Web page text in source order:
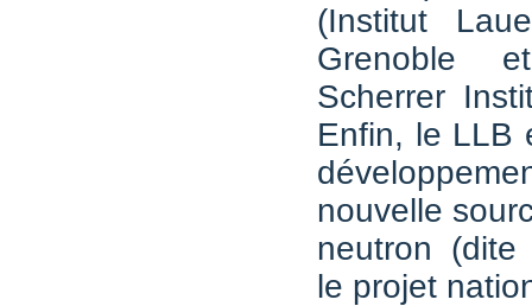
(Institut
Grenoble
Scherrer
Enfin, le
nouvelle
neutron (dite
le projet